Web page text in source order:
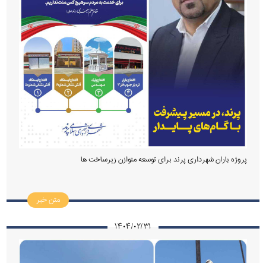
پروژه باران شهرداری پرند برای توسعه متوازن زیرساخت ها
متن خبر
۱۴۰۴/۰۲/۳۱